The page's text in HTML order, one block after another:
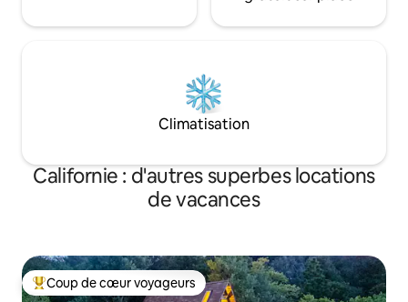
Climatisation
Californie : d'autres superbes locations
de vacances
Coups de cœur voyageurs les plus appréciés
Coup de cœur voyageurs